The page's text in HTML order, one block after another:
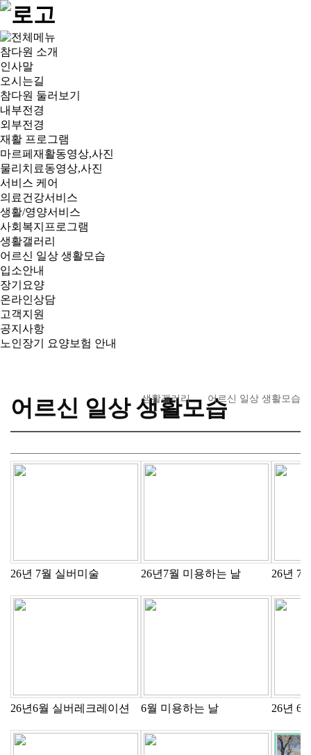
참다원 소개
인사말
오시는길
참다원 둘러보기
내부전경
외부전경
재활 프로그램
마르페재활동영상,사진
물리치료동영상,사진
서비스 케어
의료건강서비스
생활/영양서비스
사회복지프로그램
생활갤러리
어르신 일상 생활모습
입소안내
장기요양
온라인상담
고객지원
공지사항
노인장기 요양보험 안내
어르신 일상 생활모습
생활갤러리 어르신 일상 생활모습
26년 7월 실버미술 26년7월 미용하는 날 26년 7
26년6월 실버레크레이션 6월 미용하는 날 26년 6